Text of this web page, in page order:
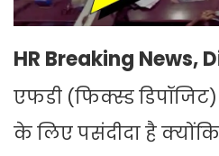
HR Breaking News,
एफडी (फिक्स्ड
के लिए पसंदीदा है